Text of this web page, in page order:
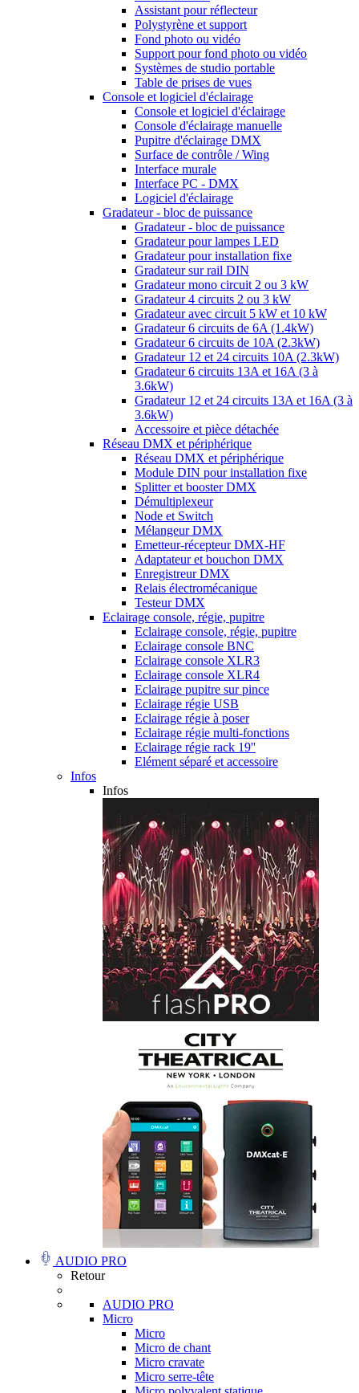
Assistant pour réflecteur
Polystyrène et support
Fond photo ou vidéo
Support pour fond photo ou vidéo
Systèmes de studio portable
Table de prises de vues
Console et logiciel d'éclairage
Console et logiciel d'éclairage
Console d'éclairage manuelle
Pupitre d'éclairage DMX
Surface de contrôle / Wing
Interface murale
Interface PC - DMX
Logiciel d'éclairage
Gradateur - bloc de puissance
Gradateur - bloc de puissance
Gradateur pour lampes LED
Gradateur pour installation fixe
Gradateur sur rail DIN
Gradateur mono circuit 2 ou 3 kW
Gradateur 4 circuits 2 ou 3 kW
Gradateur avec circuit 5 kW et 10 kW
Gradateur 6 circuits de 6A (1.4kW)
Gradateur 6 circuits de 10A (2.3kW)
Gradateur 12 et 24 circuits 10A (2.3kW)
Gradateur 6 circuits 13A et 16A (3 à
3.6kW)
Gradateur 12 et 24 circuits 13A et 16A (3 à
3.6kW)
Accessoire et pièce détachée
Réseau DMX et périphérique
Réseau DMX et périphérique
Module DIN pour installation fixe
Splitter et booster DMX
Démultiplexeur
Node et Switch
Mélangeur DMX
Emetteur-récepteur DMX-HF
Adaptateur et bouchon DMX
Enregistreur DMX
Relais électromécanique
Testeur DMX
Eclairage console, régie, pupitre
Eclairage console, régie, pupitre
Eclairage console BNC
Eclairage console XLR3
Eclairage console XLR4
Eclairage pupitre sur pince
Eclairage régie USB
Eclairage régie à poser
Eclairage régie multi-fonctions
Eclairage régie rack 19''
Elément séparé et accessoire
Infos
Infos
AUDIO PRO
Retour
AUDIO PRO
Micro
Micro
Micro de chant
Micro cravate
Micro serre-tête